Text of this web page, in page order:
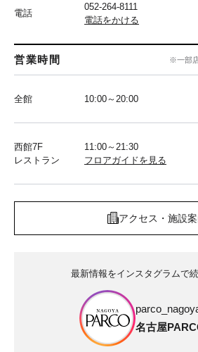
電話
052-264-8111
電話をかける
営業時間 ※一部
全館 10:00～20:00
西館7F
レストラン
11:00～21:30
フロアガイドを見る
アクセス・施設
最新情報をインスタグラムで
名古屋